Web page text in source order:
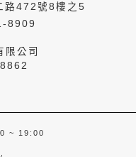
路472號8樓之5
8909
限公司
~ 19:00